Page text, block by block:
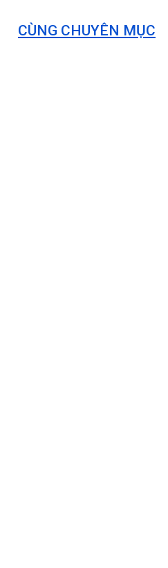
CÙNG CHUYÊN MỤC